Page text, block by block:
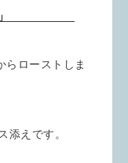
ース」
ローストしま
えです。